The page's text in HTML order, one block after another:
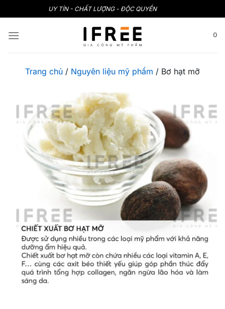
qua
nội
UY TÍN - CHẤT LƯỢNG - ĐỘC QUYỀN
0
Trang chủ / Nguyên liệu mỹ phẩm / Bơ hạt mỡ